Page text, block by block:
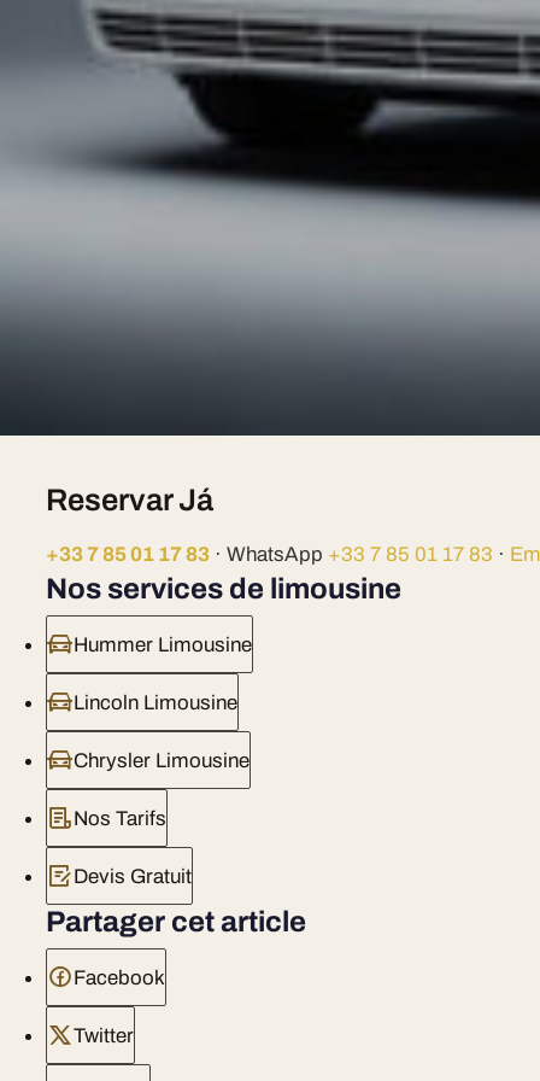
A Nossa Frota
Hummer H2 Limousine — 8 seats, sur devis
Chrysler 300C Stretch — 8 seats, sur devis
Reservar Já
+33 7 85 01 17 83 · WhatsApp +33 7 85 01 17 83 ·
Nos services de limousine
Hummer Limousine
Lincoln Limousine
Chrysler Limousine
Nos Tarifs
Devis Gratuit
Partager cet article
Facebook
Twitter